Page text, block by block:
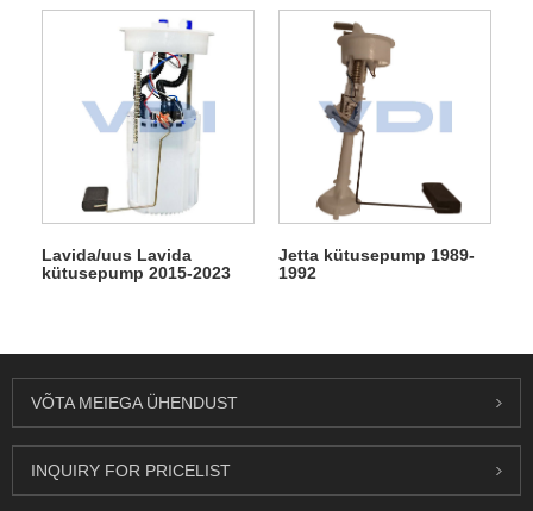
Lavida/uus Lavida
kütusepump 2015-2023
Jetta kütusepump 1989-
1992
VÕTA MEIEGA ÜHENDUST
INQUIRY FOR PRICELIST